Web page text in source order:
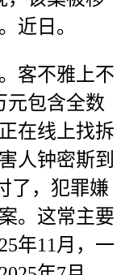
近日。
客不雅上不
元包含全数
在线上找拆
人钟密斯到
了，犯罪嫌
。这常主要
年11月，一